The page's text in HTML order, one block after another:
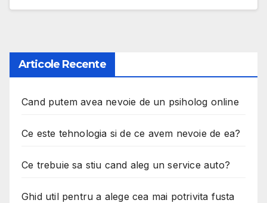
Articole Recente
Cand putem avea nevoie de un psiholog online
Ce este tehnologia si de ce avem nevoie de ea?
Ce trebuie sa stiu cand aleg un service auto?
Ghid util pentru a alege cea mai potrivita fusta